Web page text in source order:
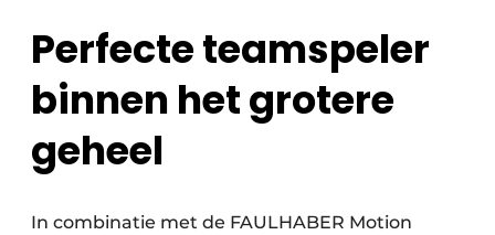
Perfecte teamspeler
binnen het grotere
geheel
In combinatie met de FAULHABER Motion